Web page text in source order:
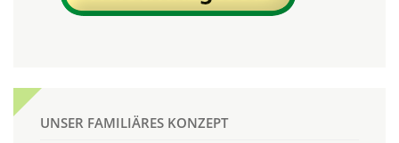
UNSER FAMILIÄRES KONZEPT